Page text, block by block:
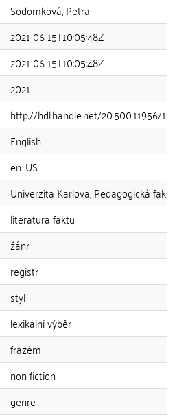
Sodomková, Petra
2021-06-15T10:05:48Z
2021-06-15T10:05:48Z
2021
http://hdl.handle.net/20.500.11956/
English
en_US
Univerzita Karlova, Pedagogická
literatura faktu
žánr
registr
styl
lexikální výběr
frazém
non-fiction
genre